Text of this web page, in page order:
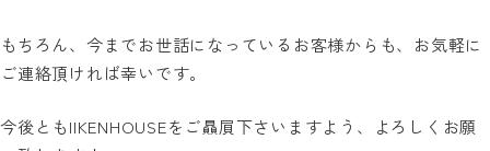
もちろん、今までお世話になっているお客様からも、お気軽に
ご連絡頂ければ幸いです。
今後ともIIKENHOUSEをご贔屓下さいますよう、よろしくお願